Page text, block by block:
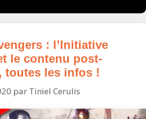
: l’Initiative
le contenu post-
toutes les infos !
par Tiniel Cerulis